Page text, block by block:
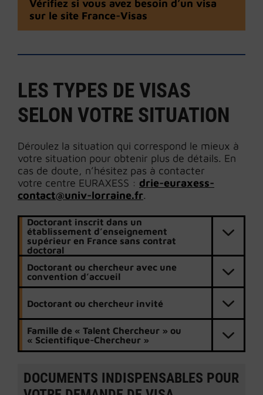
Vérifiez si vous avez besoin d’un visa
sur le site France-Visas
LES TYPES DE VISAS
SELON VOTRE SITUATION
Déroulez la situation qui correspond le mieux à
votre situation pour obtenir plus de détails. En
cas de doute, n’hésitez pas à contacter
votre centre EURAXESS : drie-euraxess-
contact@univ-lorraine.fr.
Doctorant inscrit dans un
établissement d’enseignement
supérieur en France sans contrat
doctoral
Doctorant ou chercheur avec une
convention d’accueil
Doctorant ou chercheur invité
Famille de « Talent Chercheur » ou
« Scientifique-Chercheur »
DOCUMENTS INDISPENSABLES POUR